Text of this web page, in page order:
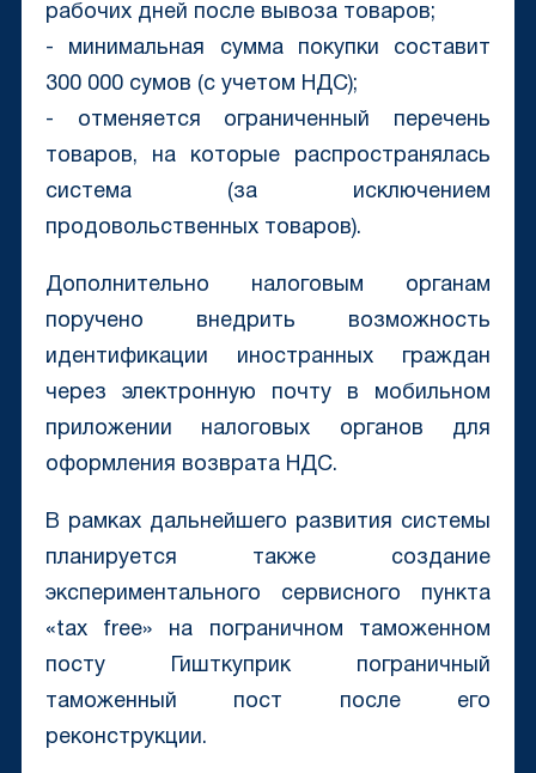
рабочих дней после вывоза товаров;
- минимальная сумма покупки составит
300 000 сумов (с учетом НДС);
- отменяется ограниченный перечень
товаров, на которые распространялась
система (за исключением
продовольственных товаров).
Дополнительно налоговым органам
поручено внедрить возможность
идентификации иностранных граждан
через электронную почту в мобильном
приложении налоговых органов для
оформления возврата НДС.
В рамках дальнейшего развития системы
планируется также создание
экспериментального сервисного пункта
«tax free» на пограничном таможенном
посту Гишткуприк пограничный
таможенный пост после его
реконструкции.